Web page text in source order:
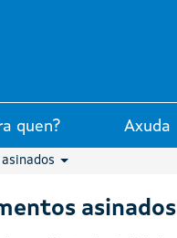
quen? Axuda
asinados